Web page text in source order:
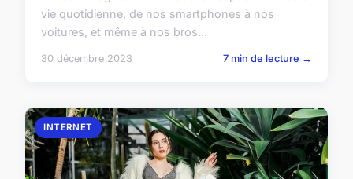
vie quotidienne, de nos smartphones à nos
voitures, et même à nos bros...
30 décembre 2023 7 min de lecture →
INTERNET